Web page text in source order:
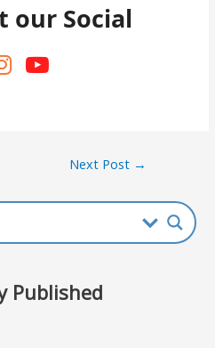
our Social
Next Post →
Published